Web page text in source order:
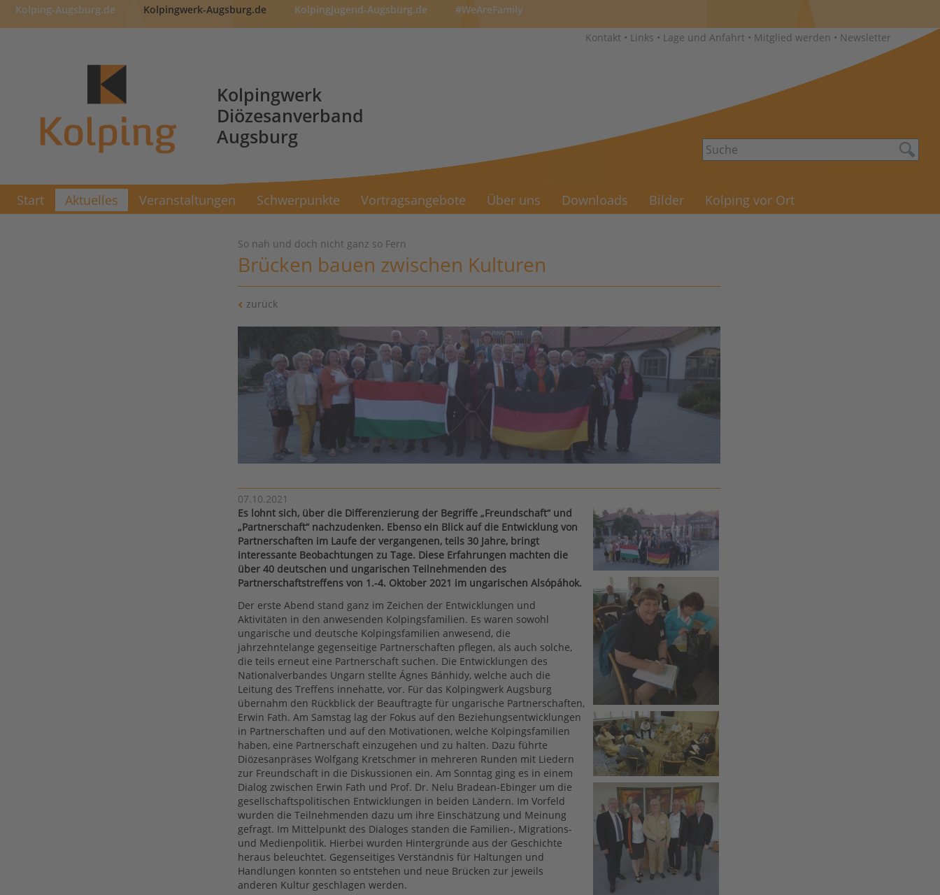
Kolping-Augsburg.de Kolpingwerk-Augsburg.de Kolpingjugend-Augsburg.de #WeAreFamily
Kontakt • Links • Lage und Anfahrt • Mitglied werden • Newsletter
Kolpingwerk
Diözesanverband
Augsburg
Start Aktuelles Veranstaltungen Schwerpunkte Vortragsangebote Über uns Downloads Bilder Kolping vor Ort
So nah und doch nicht ganz so Fern
Brücken bauen zwischen Kulturen
zurück
07.10.2021
Es lohnt sich, über die Differenzierung der Begriffe „Freundschaft“ und
„Partnerschaft“ nachzudenken. Ebenso ein Blick auf die Entwicklung von
Partnerschaften im Laufe der vergangenen, teils 30 Jahre, bringt
interessante Beobachtungen zu Tage. Diese Erfahrungen machten die
über 40 deutschen und ungarischen Teilnehmenden des
Partnerschaftstreffens von 1.-4. Oktober 2021 im ungarischen Alsópáhok.
Der erste Abend stand ganz im Zeichen der Entwicklungen und
Aktivitäten in den anwesenden Kolpingsfamilien. Es waren sowohl
ungarische und deutsche Kolpingsfamilien anwesend, die
jahrzehntelange gegenseitige Partnerschaften pflegen, als auch solche,
die teils erneut eine Partnerschaft suchen. Die Entwicklungen des
Nationalverbandes Ungarn stellte Ágnes Bánhidy, welche auch die
Leitung des Treffens innehatte, vor. Für das Kolpingwerk Augsburg
übernahm den Rückblick der Beauftragte für ungarische Partnerschaften,
Erwin Fath. Am Samstag lag der Fokus auf den Beziehungsentwicklungen
in Partnerschaften und auf den Motivationen, welche Kolpingsfamilien
haben, eine Partnerschaft einzugehen und zu halten. Dazu führte
Diözesanpräses Wolfgang Kretschmer in mehreren Runden mit Liedern
zur Freundschaft in die Diskussionen ein. Am Sonntag ging es in einem
Dialog zwischen Erwin Fath und Prof. Dr. Nelu Bradean-Ebinger um die
gesellschaftspolitischen Entwicklungen in beiden Ländern. Im Vorfeld
wurden die Teilnehmenden dazu um ihre Einschätzung und Meinung
gefragt. Im Mittelpunkt des Dialoges standen die Familien-, Migrations-
und Medienpolitik. Hierbei wurden Hintergründe aus der Geschichte
heraus beleuchtet. Gegenseitiges Verständnis für Haltungen und
Handlungen konnten so entstehen und neue Brücken zur jeweils
anderen Kultur geschlagen werden.